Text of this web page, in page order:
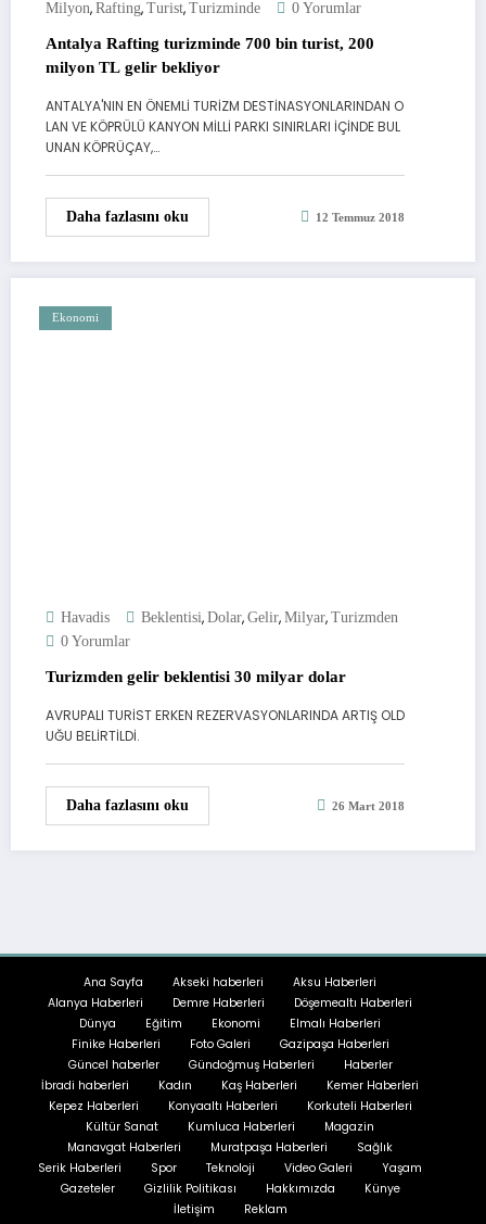
Milyon, Rafting, Turist, Turizminde 0 Yorumlar
Antalya Rafting turizminde 700 bin turist, 200
milyon TL gelir bekliyor
ANTALYA'NIN EN ÖNEMLİ TURİZM DESTİNASYONLARINDAN O
LAN VE KÖPRÜLÜ KANYON MİLLİ PARKI SINIRLARI İÇİNDE BUL
UNAN KÖPRÜÇAY,…
Daha fazlasını oku 12 Temmuz 2018
Ekonomi
Havadis Beklentisi, Dolar, Gelir, Milyar, Turizmden
0 Yorumlar
Turizmden gelir beklentisi 30 milyar dolar
AVRUPALI TURİST ERKEN REZERVASYONLARINDA ARTIŞ OLD
UĞU BELİRTİLDİ.
Daha fazlasını oku 26 Mart 2018
Ana Sayfa Akseki haberleri
Aksu Haberleri
Alanya Haberleri
Demre Haberleri
Döşemealtı Haberleri
Dünya
Eğitim Ekonomi
Elmalı Haberleri
Finike Haberleri
Foto Galeri
Gazipaşa Haberleri
Güncel haberler
Gündoğmuş Haberleri
Haberler
İbradi haberleri
Kadın Kaş Haberleri
Kemer Haberleri
Kepez Haberleri
Konyaaltı Haberleri
Korkuteli Haberleri
Kültür Sanat
Kumluca Haberleri
Magazin
Manavgat Haberleri
Muratpaşa Haberleri
Sağlık
Serik Haberleri
Spor Teknoloji Video Galeri
Yaşam
Gazeteler
Gizlilik Politikası Hakkımızda
Künye
İletişim
Reklam